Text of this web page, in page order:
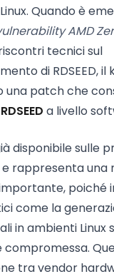
Quando è
AMD
tecnici sul
di RDSEED,
una patch che
a livello
disponibile sulle
e rappresenta una
poiché
come la
in ambienti Linux
compromessa.
tra vendor